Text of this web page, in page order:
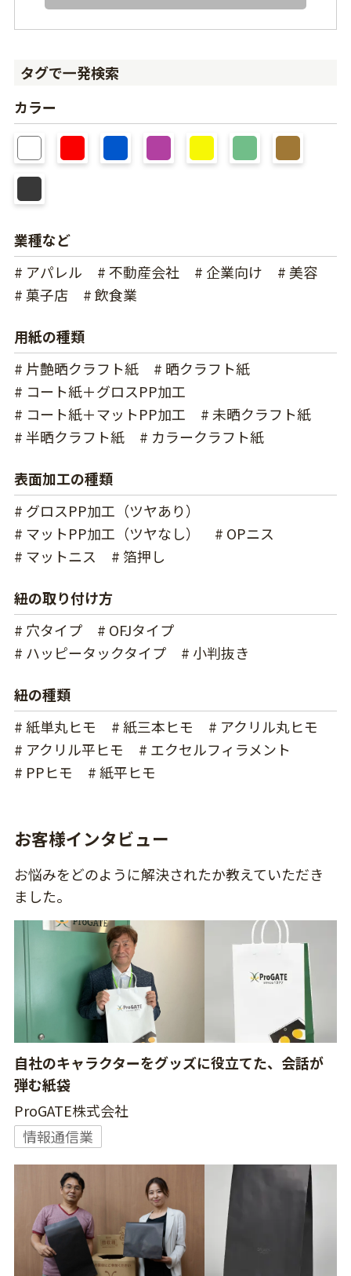
タグで一発検索
カラー
業種など
# アパレル
# 不動産会社 # 企業向け
# 美容
# 菓子店
# 飲食業
用紙の種類
# 片艶晒クラフト紙
# 晒クラフト紙
# コート紙＋グロスPP加工
# コート紙＋マットPP加工
# 未晒クラフト紙
# 半晒クラフト紙
# カラークラフト紙
表面加工の種類
# グロスPP加工（ツヤあり）
# マットPP加工（ツヤなし）
# OPニス
# マットニス
# 箔押し
紐の取り付け方
# 穴タイプ
# OFJタイプ
# ハッピータックタイプ
# 小判抜き
紐の種類
# 紙単丸ヒモ
# 紙三本ヒモ
# アクリル丸ヒモ
# アクリル平ヒモ
# エクセルフィラメント
# PPヒモ
# 紙平ヒモ
お客様インタビュー
お悩みをどのように解決されたか教えていただき
ました。
自社のキャラクターをグッズに役立てた、会話が
弾む紙袋
ProGATE株式会社
情報通信業